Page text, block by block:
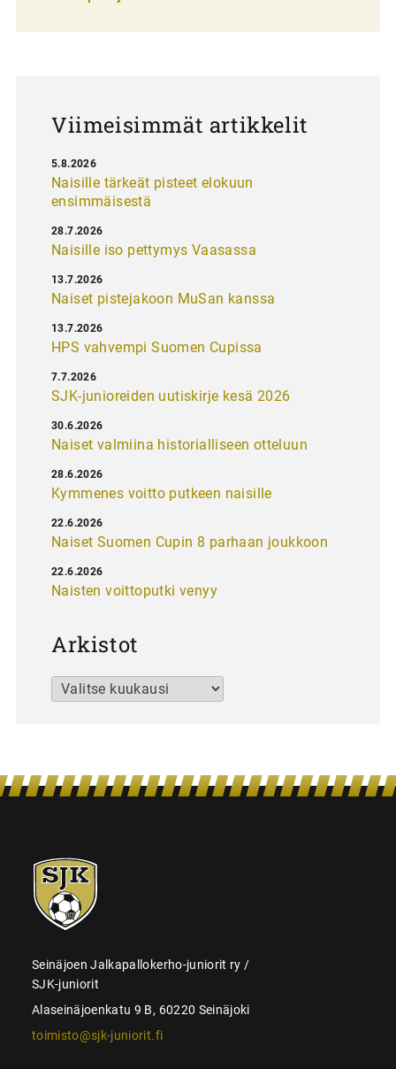
Viimeisimmät artikkelit
Naisille tärkeät pisteet elokuun
ensimmäisestä
5.8.2026
Naisille iso pettymys Vaasassa
28.7.2026
Naiset pistejakoon MuSan kanssa
13.7.2026
HPS vahvempi Suomen Cupissa
13.7.2026
SJK-junioreiden uutiskirje kesä 2026
7.7.2026
Naiset valmiina historialliseen otteluun
30.6.2026
Kymmenes voitto putkeen naisille
28.6.2026
Naiset Suomen Cupin 8 parhaan joukkoon
22.6.2026
Naisten voittoputki venyy
22.6.2026
Arkistot
Arkistot
SJK-
juniorit
Seinäjoen Jalkapallokerho-juniorit ry /
SJK-juniorit
Alaseinäjoenkatu 9 B, 60220 Seinäjoki
toimisto@sjk-juniorit.fi